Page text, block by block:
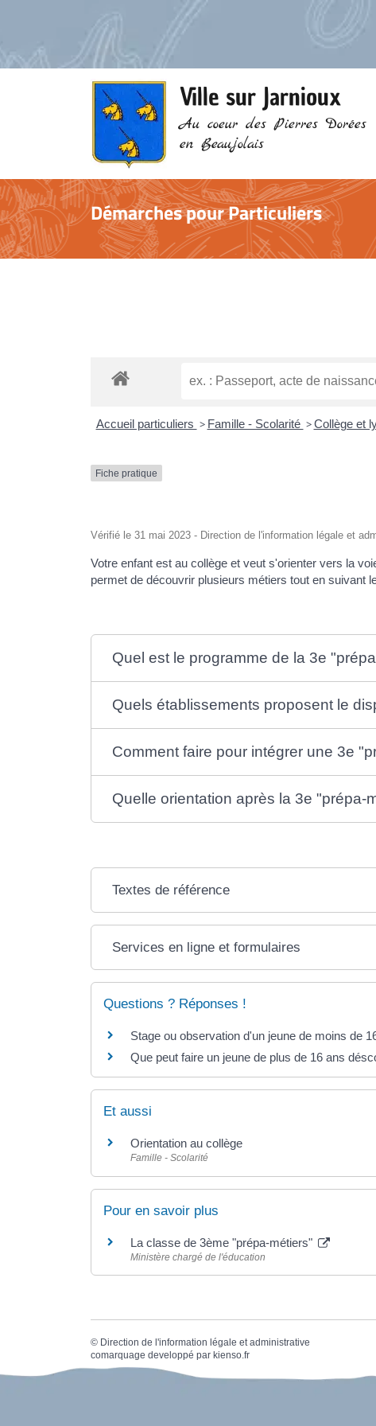
Ville sur Jarnioux
Au coeur des Pierres Dorées
en Beaujolais
Démarches pour Particuliers
Accueil particuliers > Famille - Scolarité > Collège et
Fiche pratique
Vérifié le 31 mai 2023 - Direction de l'information légale et
Votre enfant est au collège et veut s'orienter vers la
permet de découvrir plusieurs métiers tout en suivant
Quel est le programme de la 3e
Quels établissements proposent le
Comment faire pour intégrer une 3e
Quelle orientation après la 3e "prépa-
Textes de référence
Services en ligne et formulaires
Questions ? Réponses !
Stage ou observation d'un jeune de moins de
Que peut faire un jeune de plus de 16 ans
Et aussi
Orientation au collège
Famille - Scolarité
Pour en savoir plus
La classe de 3ème "prépa-métiers"
Ministère chargé de l'éducation
© Direction de l'information légale et administrative
comarquage developpé par kienso.fr